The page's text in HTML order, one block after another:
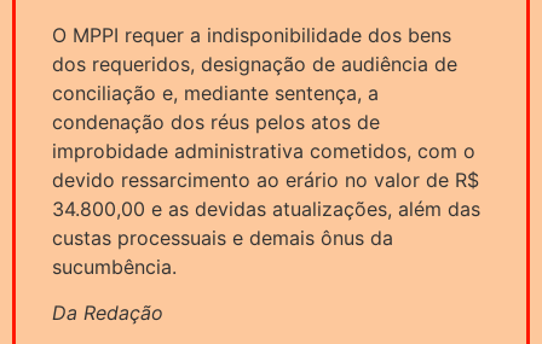
O MPPI requer a indisponibilidade dos bens
dos requeridos, designação de audiência de
conciliação e, mediante sentença, a
condenação dos réus pelos atos de
improbidade administrativa cometidos, com o
devido ressarcimento ao erário no valor de R$
34.800,00 e as devidas atualizações, além das
custas processuais e demais ônus da
sucumbência.
Da Redação